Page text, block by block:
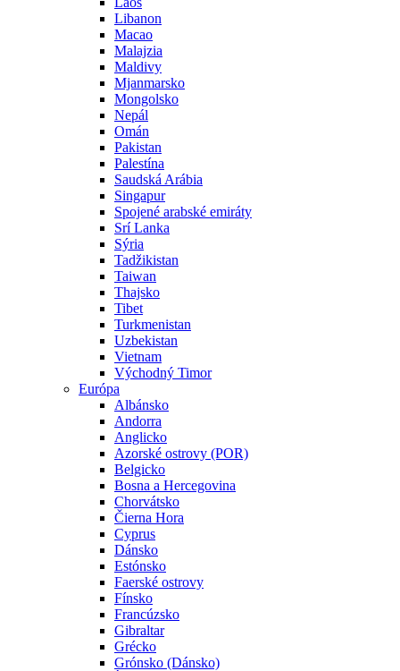
Libanon
Macao
Malajzia
Maldivy
Mjanmarsko
Mongolsko
Nepál
Omán
Pakistan
Palestína
Saudská Arábia
Singapur
Spojené arabské emiráty
Srí Lanka
Sýria
Tadžikistan
Taiwan
Thajsko
Tibet
Turkmenistan
Uzbekistan
Vietnam
Východný Timor
Európa
Albánsko
Andorra
Anglicko
Azorské ostrovy (POR)
Belgicko
Bosna a Hercegovina
Chorvátsko
Čierna Hora
Cyprus
Dánsko
Estónsko
Faerské ostrovy
Fínsko
Francúzsko
Gibraltar
Grécko
Grónsko (Dánsko)